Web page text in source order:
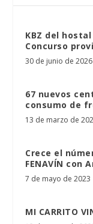
KBZ del
Concurso
30 de junio de 2026
67 nuevos
consumo de
13 de marzo de
Crece el
FENAVÍN con
7 de mayo de 2023
MI CARRITO